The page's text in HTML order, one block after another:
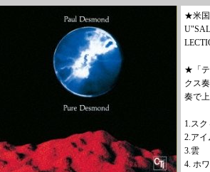
★米国
★「テ
クス
奏で
1.ス
2.ア
3.雲
4. ホ